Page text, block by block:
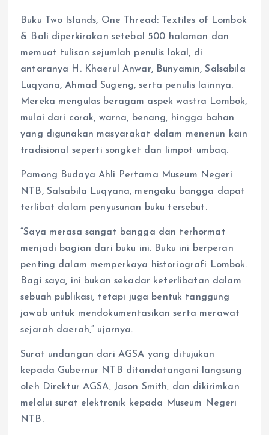
Buku Two Islands, One Thread: Textiles of Lombok
& Bali diperkirakan setebal 500 halaman dan
memuat tulisan sejumlah penulis lokal, di
antaranya H. Khaerul Anwar, Bunyamin, Salsabila
Luqyana, Ahmad Sugeng, serta penulis lainnya.
Mereka mengulas beragam aspek wastra Lombok,
mulai dari corak, warna, benang, hingga bahan
yang digunakan masyarakat dalam menenun kain
tradisional seperti songket dan limpot umbaq.
Pamong Budaya Ahli Pertama Museum Negeri
NTB, Salsabila Luqyana, mengaku bangga dapat
terlibat dalam penyusunan buku tersebut.
“Saya merasa sangat bangga dan terhormat
menjadi bagian dari buku ini. Buku ini berperan
penting dalam memperkaya historiografi Lombok.
Bagi saya, ini bukan sekadar keterlibatan dalam
sebuah publikasi, tetapi juga bentuk tanggung
jawab untuk mendokumentasikan serta merawat
sejarah daerah,” ujarnya.
Surat undangan dari AGSA yang ditujukan
kepada Gubernur NTB ditandatangani langsung
oleh Direktur AGSA, Jason Smith, dan dikirimkan
melalui surat elektronik kepada Museum Negeri
NTB.